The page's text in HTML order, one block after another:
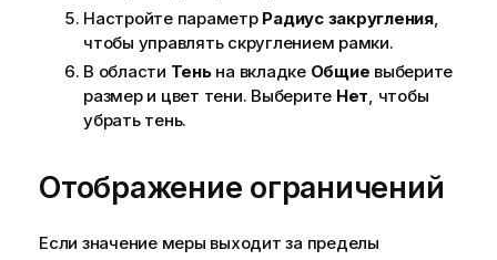
Настройте параметр Радиус закругления,
чтобы управлять скруглением рамки.
В области Теньна вкладке Общие выберите
размер и цвет тени. Выберите Нет, чтобы
убрать тень.
Отображение ограничений
Если значение меры выходит за пределы